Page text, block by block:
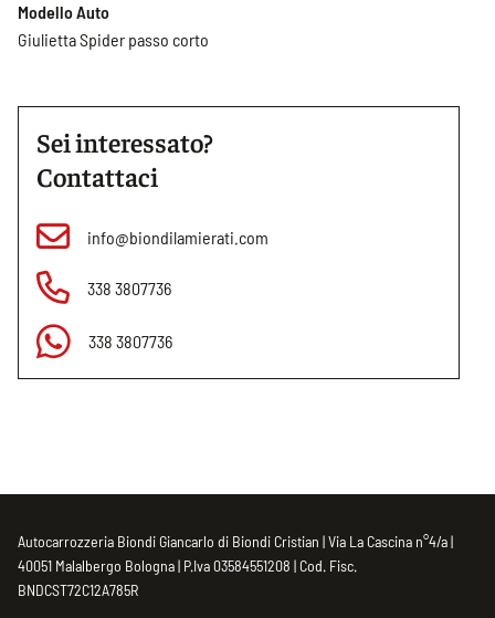
Modello Auto
Giulietta Spider passo corto
Sei interessato?
Contattaci
info@biondilamierati.com
338 3807736
338 3807736
Autocarrozzeria Biondi Giancarlo di Biondi Cristian | Via La Cascina n°4/a |
40051 Malalbergo Bologna | P.Iva 03584551208 | Cod. Fisc.
BNDCST72C12A785R